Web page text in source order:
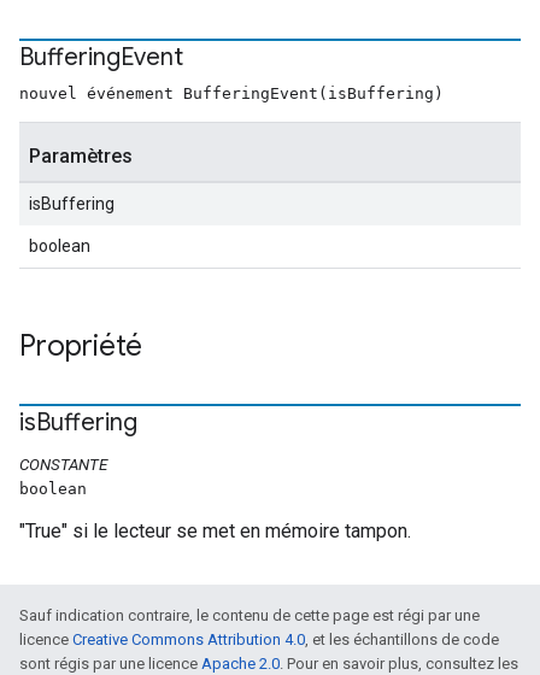
BufferingEvent
nouvel événement BufferingEvent(isBuffering)
Paramètres
isBuffering
boolean
Propriété
isBuffering
CONSTANTE
boolean
"True" si le lecteur se met en mémoire tampon.
Sauf indication contraire, le contenu de cette page est régi par une
licence Creative Commons Attribution 4.0, et les échantillons de code
sont régis par une licence Apache 2.0. Pour en savoir plus, consultez les